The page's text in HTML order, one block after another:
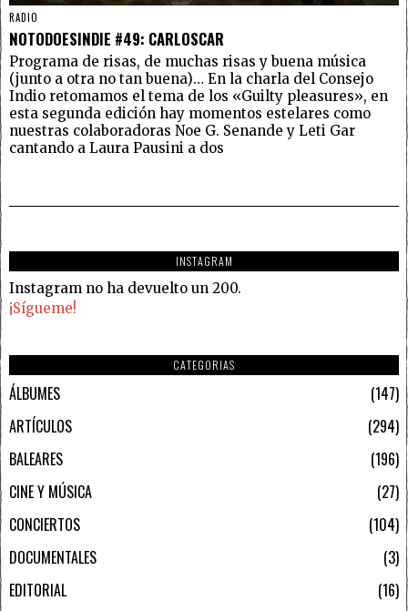
RADIO
NOTODOESINDIE #49: CARLOSCAR
Programa de risas, de muchas risas y buena música
(junto a otra no tan buena)… En la charla del Consejo
Indio retomamos el tema de los «Guilty pleasures», en
esta segunda edición hay momentos estelares como
nuestras colaboradoras Noe G. Senande y Leti Gar
cantando a Laura Pausini a dos
INSTAGRAM
Instagram no ha devuelto un 200.
¡Sígueme!
CATEGORIAS
ÁLBUMES
147
ARTÍCULOS
294
BALEARES
196
CINE Y MÚSICA
27
CONCIERTOS
104
DOCUMENTALES
3
EDITORIAL
16